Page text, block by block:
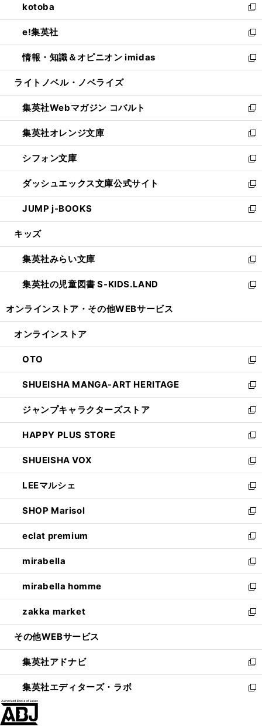
く
で
開
く
ド
ウ
で
開
く
ィ
ン
ド
ウ
で
開
い
ウ
ィ
ン
ド
ウ
開
く
kotoba
新
し
い
ウ
ィ
ン
ウ
で
開
く
e!集英社
新
し
い
ウ
ン
ド
ウ
で
開
く
情報・知識＆オピニオン imidas
新
し
ウ
ィ
ン
ド
ウ
で
開
く
ライトノベル・ノベライズ
集英社Webマガジン コバルト
新
し
い
ウ
ィ
ン
ド
ウ
で
開
集英社オレンジ文庫
新
し
い
ウ
ィ
ン
ド
ウ
開
く
シフォン文庫
新
し
い
ウ
ィ
ン
ウ
で
開
く
ダッシュエックス文庫公式サイト
新
し
い
ウ
ン
ド
ウ
で
JUMP j-BOOKS
新
し
ウ
ィ
ン
ド
開
キッズ
集英社みらい文庫
新
し
い
ン
ウ
で
開
く
集英社の児童図書 S-KIDS.LAND
新
ウ
ン
ド
ウ
で
開
く
オンラインストア・ その他WEBサービス
オンラインストア
OTO
新
し
い
ウ
ィ
ン
ド
ウ
で
開
く
SHUEISHA MANGA-ART HERITAGE
新
し
い
ウ
ィ
ン
ド
ウ
で
開
く
ジャンプキャラクターズストア
新
し
い
ウ
ィ
ン
ド
ウ
で
開
く
HAPPY PLUS STORE
新
し
い
ウ
ィ
ン
ド
ウ
で
開
く
SHUEISHA VOX
新
し
い
ウ
ィ
ン
ド
ウ
で
開
く
LEEマルシェ
新
し
い
ウ
ィ
ン
ド
ウ
で
開
く
SHOP Marisol
新
し
い
ウ
ィ
ン
ド
ウ
で
開
eclat premium
新
し
い
ウ
ィ
ン
ド
ウ
開
く
mirabella
新
し
い
ウ
ィ
ン
ウ
で
開
く
mirabella homme
新
し
い
ウ
ン
ド
ウ
で
zakka market
新
し
ウ
ィ
ン
ド
その他WEBサービス
集英社アドナビ
新
し
い
集英社エディターズ・ラボ
新